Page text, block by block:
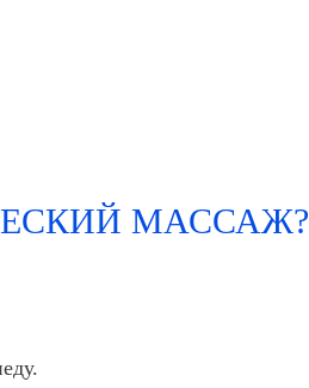
МАССАЖ?